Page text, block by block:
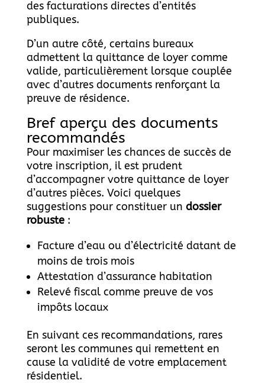
des facturations directes d’entités
publiques.
D’un autre côté, certains bureaux
admettent la quittance de loyer comme
valide, particulièrement lorsque couplée
avec d’autres documents renforçant la
preuve de résidence.
Bref aperçu des documents
recommandés
Pour maximiser les chances de succès de
votre inscription, il est prudent
d’accompagner votre quittance de loyer
d’autres pièces. Voici quelques
suggestions pour constituer un dossier
robuste:
Facture d’eau ou d’électricité datant de
moins de trois mois
Attestation d’assurance habitation
Relevé fiscal comme preuve de vos
impôts locaux
En suivant ces recommandations, rares
seront les communes qui remettent en
cause la validité de votre emplacement
résidentiel.